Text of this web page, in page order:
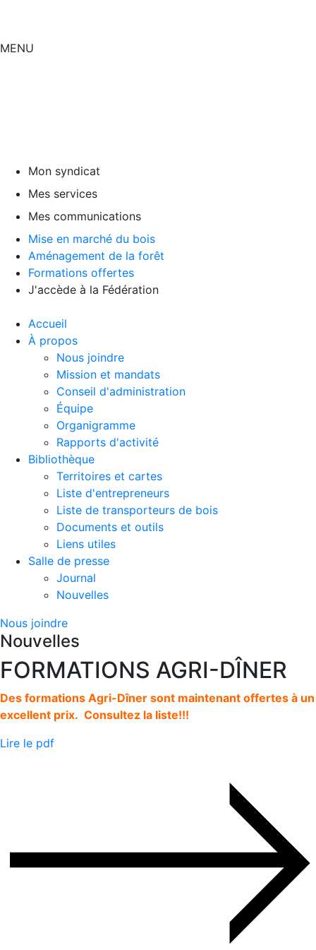
MENU
Mon syndicat
Mes services
Mes communications
Mise en marché du bois
Aménagement de la forêt
Formations offertes
J'accède à la Fédération
Accueil
À propos
Nous joindre
Mission et mandats
Conseil d'administration
Équipe
Organigramme
Rapports d'activité
Bibliothèque
Territoires et cartes
Liste d'entrepreneurs
Liste de transporteurs de bois
Documents et outils
Liens utiles
Salle de presse
Journal
Nouvelles
Nous joindre
Nouvelles
FORMATIONS AGRI-DÎNER
Des formations Agri-Dîner sont maintenant offertes à un
excellent prix. Consultez la liste!!!
Lire le pdf